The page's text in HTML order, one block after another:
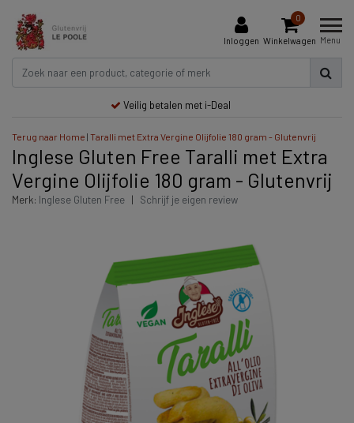
Inloggen
0
Winkelwagen Menu
Veilig betalen met i-Deal
Terug naar Home | Taralli met Extra Vergine Olijfolie 180 gram - Glutenvrij
Inglese Gluten Free Taralli met Extra
Vergine Olijfolie 180 gram - Glutenvrij
Merk: Inglese Gluten Free | Schrijf je eigen review